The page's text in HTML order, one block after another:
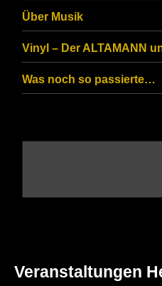
Über Musik
Vinyl – Der ALTAMANN
Was noch so passierte…
Veranstaltungen